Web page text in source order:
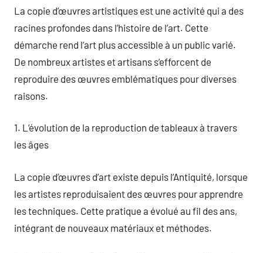
La copie d’œuvres artistiques est une activité qui a des
racines profondes dans l’histoire de l’art. Cette
démarche rend l’art plus accessible à un public varié.
De nombreux artistes et artisans s’efforcent de
reproduire des œuvres emblématiques pour diverses
raisons.
1. L’évolution de la reproduction de tableaux à travers
les âges
La copie d’œuvres d’art existe depuis l’Antiquité, lorsque
les artistes reproduisaient des œuvres pour apprendre
les techniques. Cette pratique a évolué au fil des ans,
intégrant de nouveaux matériaux et méthodes.